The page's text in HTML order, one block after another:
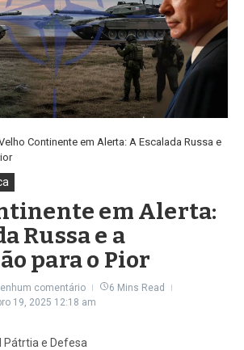
Continente em Alerta: A Escalada Russa e
em Alerta:
Russa e a
para o Pior
comentário
6 Mins Read
19, 2025 12:18 am
Pátrtia e Defesa